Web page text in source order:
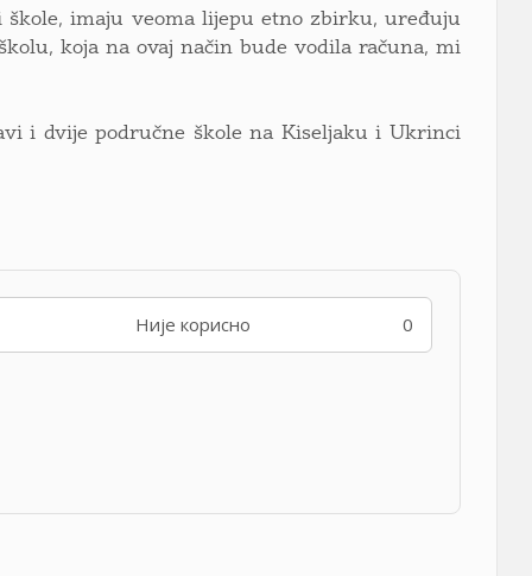
imaju veoma lijepu etno zbirku, uređuju
koja na ovaj način bude vodila računa, mi
i dvije područne škole na Kiseljaku i Ukrinci
Није корисно 0